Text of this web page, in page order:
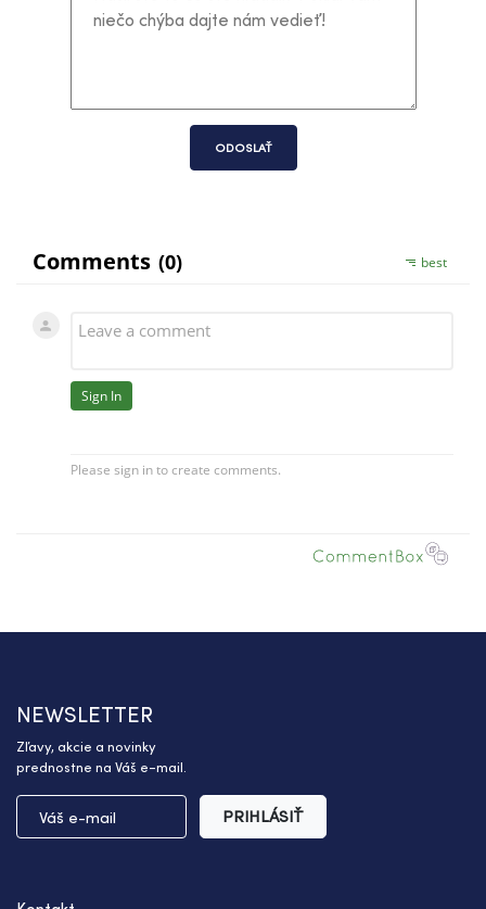
ODOSLAŤ
NEWSLETTER
Zľavy, akcie a novinky
prednostne na Váš e-mail.
PRIHLÁSIŤ